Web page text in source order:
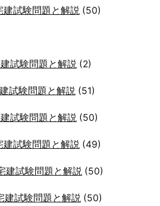
建試験問題と解説(50)
試験問題と解説(2)
試験問題と解説(51)
試験問題と解説(50)
試験問題と解説(49)
建試験問題と解説(50)
建試験問題と解説(50)